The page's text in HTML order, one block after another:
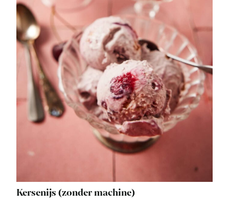
Kersenijs (zonder machine)